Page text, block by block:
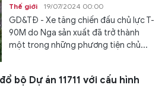
Thế giới 19/07/2024 00:00
GD&TĐ - Xe tăng chiến đấu chủ lực T-
90M do Nga sản xuất đã trở thành
một trong những phương tiện chủ...
bộ Dự án 11711 với cấu hình